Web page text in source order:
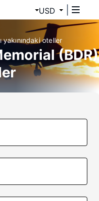
USD
oteller
(BDR)